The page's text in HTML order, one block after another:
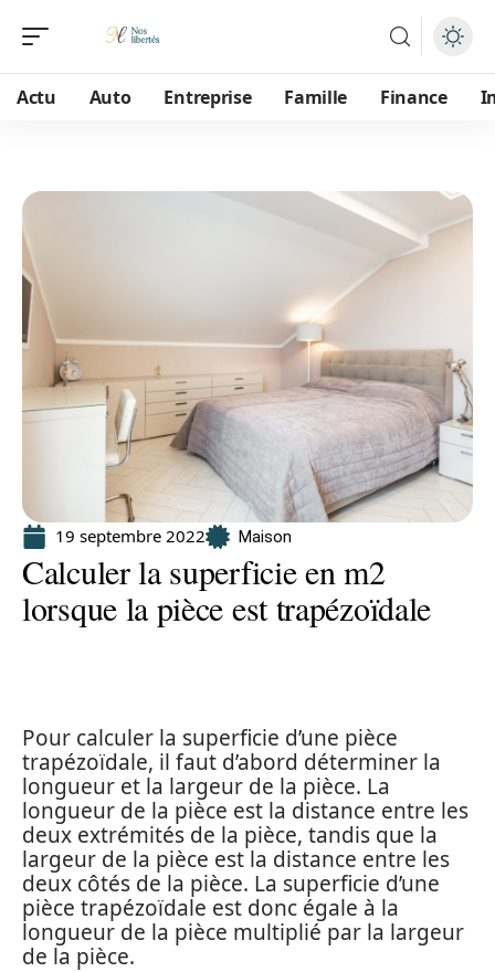
Actu Auto Entreprise Famille Finance
19 septembre 2022 Maison
Calculer la superficie en m2
lorsque la pièce est trapézoïdale
Pour calculer la superficie d’une pièce
trapézoïdale, il faut d’abord déterminer la
longueur et la largeur de la pièce. La
longueur de la pièce est la distance entre les
deux extrémités de la pièce, tandis que la
largeur de la pièce est la distance entre les
deux côtés de la pièce. La superficie d’une
pièce trapézoïdale est donc égale à la
longueur de la pièce multiplié par la largeur
de la pièce.